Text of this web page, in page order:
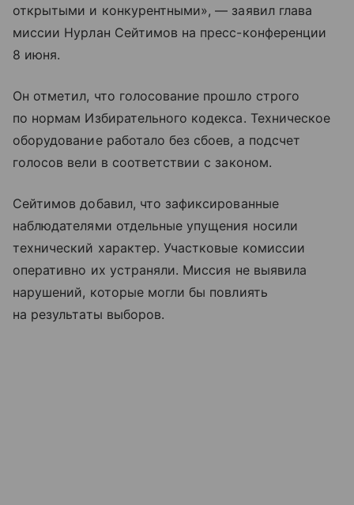
открытыми и конкурентными», — заявил глава
миссии Нурлан Сейтимов на пресс-конференции
8 июня.
Он отметил, что голосование прошло строго
по нормам Избирательного кодекса. Техническое
оборудование работало без сбоев, а подсчет
голосов вели в соответствии с законом.
Сейтимов добавил, что зафиксированные
наблюдателями отдельные упущения носили
технический характер. Участковые комиссии
оперативно их устраняли. Миссия не выявила
нарушений, которые могли бы повлиять
на результаты выборов.